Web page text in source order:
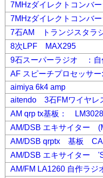
7MHzダイレクトコンバ
7MHzダイレクトコンバ
7石AM トランジスタラ
8次LPF MAX295
9石スーパーラジオ ：自
AF スピーチプロセッサー
aimiya 6k4 amp
aitendo 3石FMワイヤレ
AM qrp tx基板：
AM/DSB エキサイター
AM/DSB qrptx 基板
AM/DSB エキサイター
AM/FM LA1260 自作ラジ